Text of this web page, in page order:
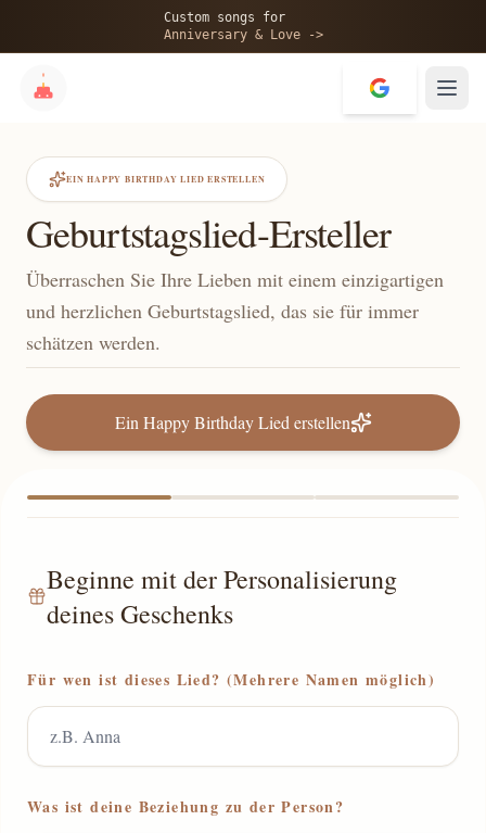
Custom songs for
Anniversary & Love ->
EIN HAPPY BIRTHDAY LIED ERSTELLEN
Geburtstagslied-Ersteller
Überraschen Sie Ihre Lieben mit einem einzigartigen
und herzlichen Geburtstagslied, das sie für immer
schätzen werden.
Ein Happy Birthday Lied erstellen
Beginne mit der Personalisierung
deines Geschenks
Für wen ist dieses Lied? (Mehrere Namen möglich)
Was ist deine Beziehung zu der Person?